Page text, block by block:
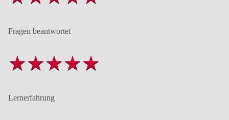
Fragen beantwortet
Lernerfahrung